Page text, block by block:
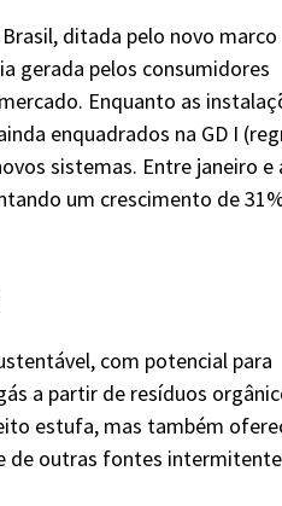
ditada pelo novo marco
gerada pelos consumidores
Enquanto as
enquadrados na GD I
sistemas. Entre janeiro e
um crescimento de
com potencial para
a partir de resíduos
estufa, mas também
de outras fontes